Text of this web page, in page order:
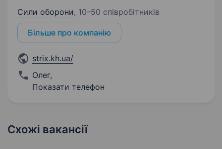
Сили оборони, 10–50 співробітників
Більше про компанію
strix.kh.ua/
Олег,
Показати телефон
Схожі вакансії